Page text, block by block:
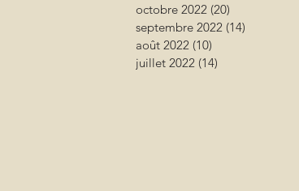
octobre 2022 (20)
septembre 2022 (14)
août 2022 (10)
juillet 2022 (14)